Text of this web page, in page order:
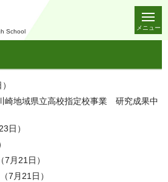
School
メニュー
崎地域県立高校指定校事業 研究成果中
日）
月21日）
7月21日）